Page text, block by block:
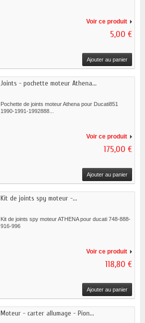
Voir ce produit
5,00 €
Ajouter au panier
Joints - pochette moteur Athena...
Pochette de joints moteur Athena pour Ducati851
1990-1991-1992888...
Voir ce produit
175,00 €
Ajouter au panier
Kit de joints spy moteur -...
Kit de joints spy moteur ATHENA pour ducati 748-888-
916-996
Voir ce produit
118,80 €
Ajouter au panier
Moteur - carter allumage - Pion...